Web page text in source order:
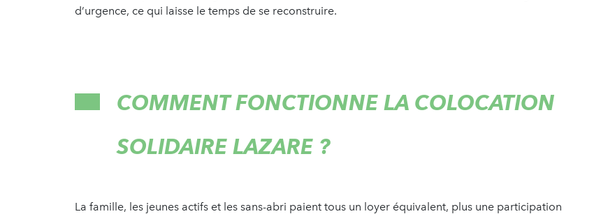
d’urgence, ce qui laisse le temps de se reconstruire.
COMMENT FONCTIONNE LA COLOCATION
SOLIDAIRE LAZARE ?
La famille, les jeunes actifs et les sans-abri paient tous un loyer équivalent, plus une participation